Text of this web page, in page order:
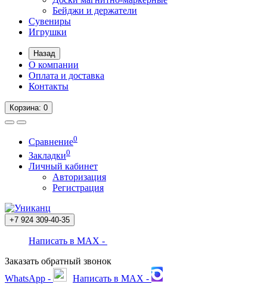
Бейджи и держатели
Сувениры
Игрушки
Назад
О компании
Оплата и доставка
Контакты
Корзина: 0
Сравнение0
Закладки0
Личный кабинет
Авторизация
Регистрация
+7 924 309-40-35
Написать в MAX -
Заказать обратный звонок
WhatsApp -
Написать в MAX -